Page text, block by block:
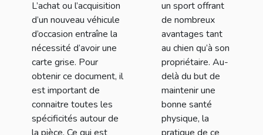
L’achat ou l’acquisition
d’un nouveau véhicule
d’occasion entraîne la
nécessité d’avoir une
carte grise. Pour
obtenir ce document, il
est important de
connaitre toutes les
spécificités autour de
un sport offrant
de nombreux
avantages tant
au chien qu’à son
propriétaire. Au-
delà du but de
maintenir une
bonne santé
physique, la